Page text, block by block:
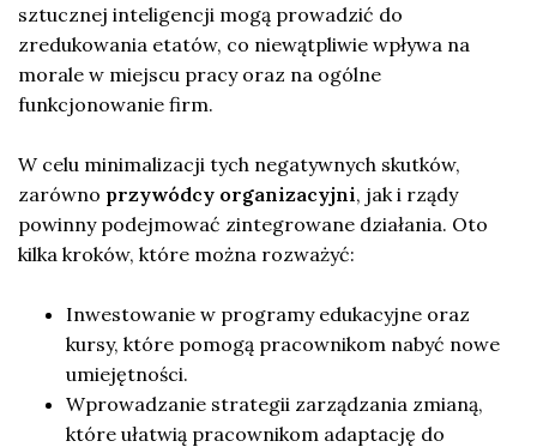
sztucznej inteligencji mogą prowadzić do
zredukowania etatów, co niewątpliwie wpływa na
morale w miejscu pracy oraz na ogólne
funkcjonowanie firm.
W celu minimalizacji tych negatywnych skutków,
zarówno przywódcy organizacyjni, jak i rządy
powinny podejmować zintegrowane działania. Oto
kilka kroków, które można rozważyć:
Inwestowanie w programy edukacyjne oraz
kursy, które pomogą pracownikom nabyć nowe
umiejętności.
Wprowadzanie strategii zarządzania zmianą,
które ułatwią pracownikom adaptację do